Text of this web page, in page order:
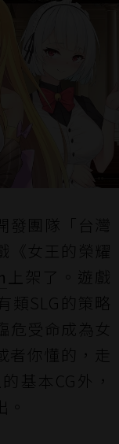
發團隊「台灣
《女王的榮耀
上架了。遊戲
類SLG的策略
危受命成為女
者你懂的，走
基本CG外，